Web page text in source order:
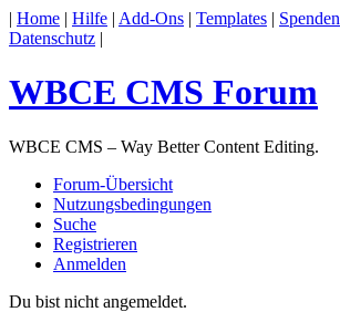
| Home | Hilfe | Add-Ons | Templates | Spenden
Datenschutz |
WBCE CMS Forum
WBCE CMS – Way Better Content Editing.
Forum-Übersicht
Nutzungsbedingungen
Suche
Registrieren
Anmelden
Du bist nicht angemeldet.